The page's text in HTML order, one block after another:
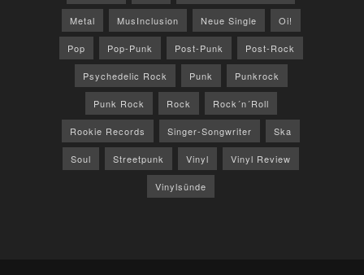
Metal MusInclusion Neue Single Oi!
Pop Pop-Punk Post-Punk Post-Rock
Psychedelic Rock Punk Punkrock
Punk Rock Rock Rock´n´Roll
Rookie Records Singer-Songwriter Ska
Soul Streetpunk Vinyl Vinyl Review
Vinylsünde